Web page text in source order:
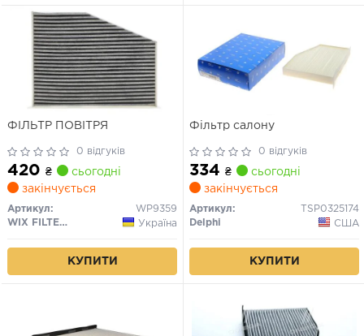
ФІЛЬТР ПОВІТРЯ
0 відгуків
420 ₴
сьогодні
закінчується
Артикул:
WP9359
WIX FILTERS
Україна
КУПИТИ
Фільтр салону
0 відгуків
334 ₴
сьогодні
закінчується
Артикул:
TSP0325174
Delphi
США
КУПИТИ